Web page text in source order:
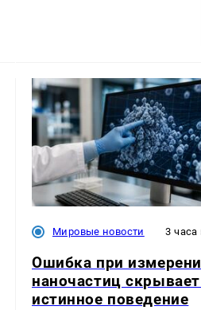
Мировые новости 3 часа
Ошибка при
наночастиц
истинное поведение